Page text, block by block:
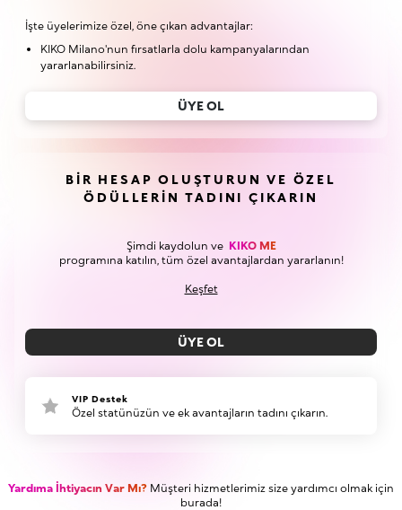
İşte üyelerimize özel, öne çıkan advantajlar:
KIKO Milano'nun fırsatlarla dolu kampanyalarından
yararlanabilirsiniz.
ÜYE OL
BIR HESAP OLUŞTURUN VE ÖZEL
ÖDÜLLERIN TADINI ÇIKARIN
Şimdi kaydolun ve KIKO ME
programına katılın, tüm özel avantajlardan yararlanın!
Keşfet
ÜYE OL
VIP Destek
Özel statünüzün ve ek avantajların tadını çıkarın.
Yardıma İhtiyacın Var Mı? Müşteri hizmetlerimiz size yardımcı olmak için
burada!